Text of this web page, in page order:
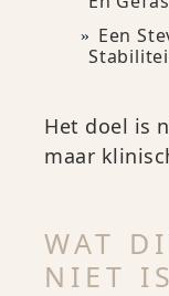
Een
Het doel is
maar
WAT
NIET IS